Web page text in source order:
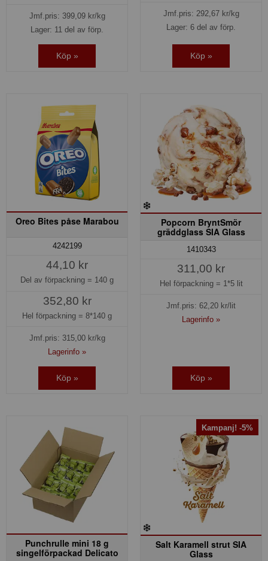
Jmf.pris: 399,09kr/kg
Lager: 11 del av förp.
Köp »
Jmf.pris: 292,67kr/kg
Lager: 6 del av förp.
Köp »
Oreo Bites påse Marabou
4242199
44,10 kr
Del av förpackning = 140 g
352,80 kr
Hel förpackning = 8*140 g
Jmf.pris: 315,00kr/kg
Lagerinfo »
Köp »
Popcorn BryntSmör
gräddglass SIA Glass
1410343
311,00 kr
Hel förpackning = 1*5 lit
Jmf.pris: 62,20 kr/lit
Lagerinfo »
Köp »
Punchrulle mini 18 g
singelförpackad Delicato
Kampanj! -5%
Salt Karamell strut SIA
Glass